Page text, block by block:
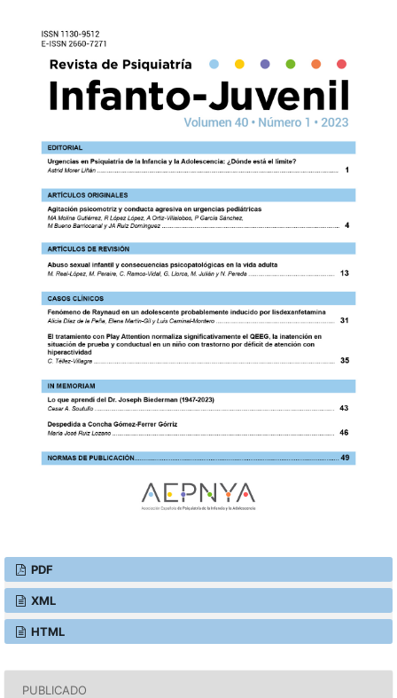
PDF
XML
HTML
PUBLICADO